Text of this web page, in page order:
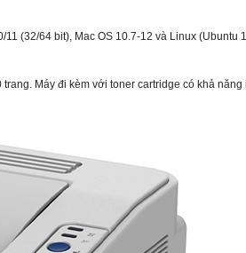
(32/64 bit), Mac OS 10.7-12 và Linux (Ubuntu
Máy đi kèm với toner cartridge có khả năng